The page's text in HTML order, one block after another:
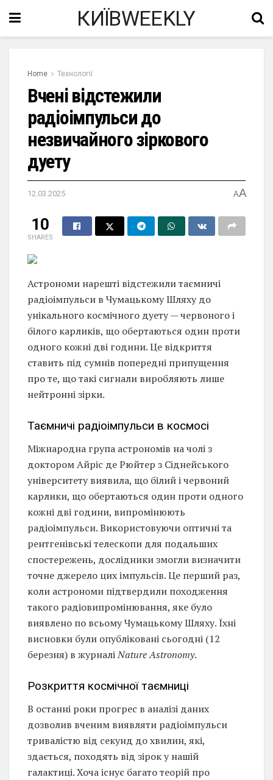
КИЇВWEEKLY
Home Технології
Вчені відстежили
радіоімпульси до
незвичайного зіркового
дуету
12.03.2025 AA
10
SHARES
Астрономи нарешті відстежили таємничі
радіоімпульси в Чумацькому Шляху до
унікального космічного дуету — червоного і
білого карликів, що обертаються один проти
одного кожні дві години. Це відкриття
ставить під сумнів попередні припущення
про те, що такі сигнали виробляють лише
нейтронні зірки.
Таємничі радіоімпульси в космосі
Міжнародна група астрономів на чолі з
доктором Айріс де Рюйтер з Сіднейського
університету виявила, що білий і червоний
карлики, що обертаються один проти одного
кожні дві години, випромінюють
радіоімпульси. Використовуючи оптичні та
рентгенівські телескопи для подальших
спостережень, дослідники змогли визначити
точне джерело цих імпульсів. Це перший раз,
коли астрономи підтвердили походження
такого радіовипромінювання, яке було
виявлено по всьому Чумацькому Шляху. Їхні
висновки були опубліковані сьогодні (12
березня) в журналіNature Astronomy.
Розкриття космічної таємниці
В останні роки прогрес в аналізі даних
дозволив вченим виявляти радіоімпульси
тривалістю від секунд до хвилин, які,
здається, походять від зірок у нашій
галактиці. Хоча існує багато теорій про